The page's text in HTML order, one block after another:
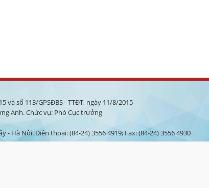
và số 113/GPSĐBS - TTĐT, ngày 11/8/2015
Anh. Chức vụ: Phó Cục trưởng
- Hà Nội. Điện thoại: (84-24) 3556 4919; Fax: (84-24) 3556 4930